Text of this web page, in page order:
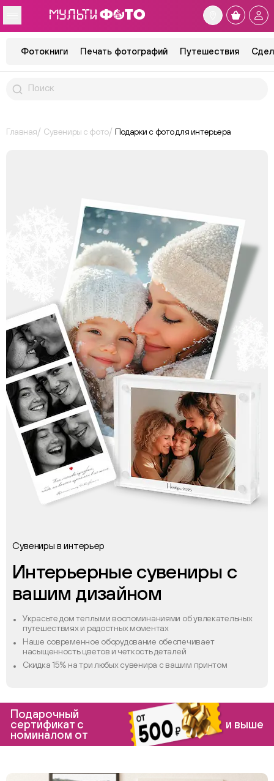
Фотокниги Печать фотографий Путешествия
Главная Сувениры с фото Подарки с фото для интерьера
Сувениры в интерьер
Интерьерные сувениры с
вашим дизайном
Украсьте дом теплыми воспоминаниями об увлекательных
путешествиях и радостных моментах
Наше современное оборудование обеспечивает
насыщенность цветов и четкость деталей
Скидка 15% на три любых сувенира с вашим принтом
Подарочный
сертификат с
номиналом от
и выше